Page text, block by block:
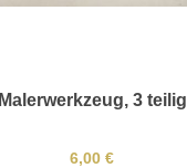
Malerwerkzeug, 3 teilig
6,00 €